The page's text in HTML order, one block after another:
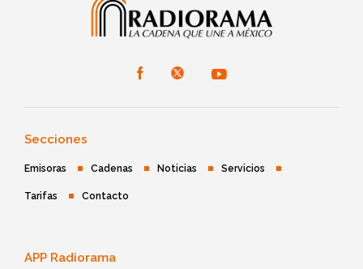
Secciones
Emisoras Cadenas Noticias Servicios
Tarifas Contacto
APP Radiorama